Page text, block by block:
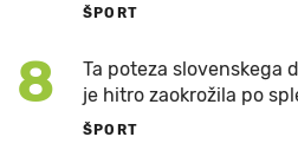
ŠPORT
8
Ta poteza slovenskega
je hitro zaokrožila po
ŠPORT